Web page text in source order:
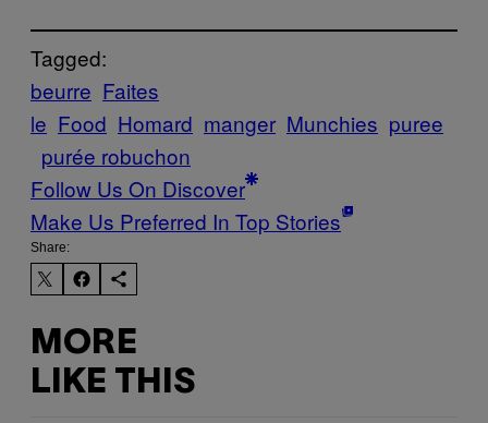
Tagged:
beurre Faites
le Food Homard manger Munchies puree
purée robuchon
Follow Us On Discover
Make Us Preferred In Top Stories
Share:
MORE
LIKE THIS